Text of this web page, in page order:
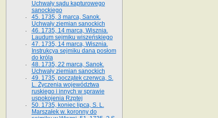
Uchwały sądu kapturowego
sanockiego
45. 1735, 3 marca, Sanok.
Uchwały ziemian sanockich
46. 1735, 14 marca, Wisznia.
Laudum sejmiku wiszeńskiego
47. 1735, 14 marca, Wisznia.
Instrukcya sejmiku dana posłom
do króla
48. 1735, 22 marca, Sanok.
Uchwały ziemian sanockich
49. 1735, początek czerwca, S.
L. Życzenia województwa
ruskiego i innych w sprawie
uspokojenia Rzptej
50. 1735, koniec lipca, S. L.
Marszałek w. koronny do